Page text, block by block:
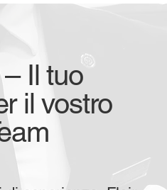
Il tuo
il vostro